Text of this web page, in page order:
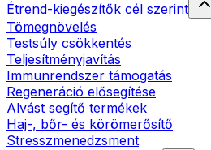
Étrend-kiegészítők cél szerint
Tömegnövelés
Testsúly csökkentés
Teljesítményjavítás
Immunrendszer támogatás
Regeneráció elősegítése
Alvást segítő termékek
Haj-, bőr- és körömerősítő
Stresszmenedzsment